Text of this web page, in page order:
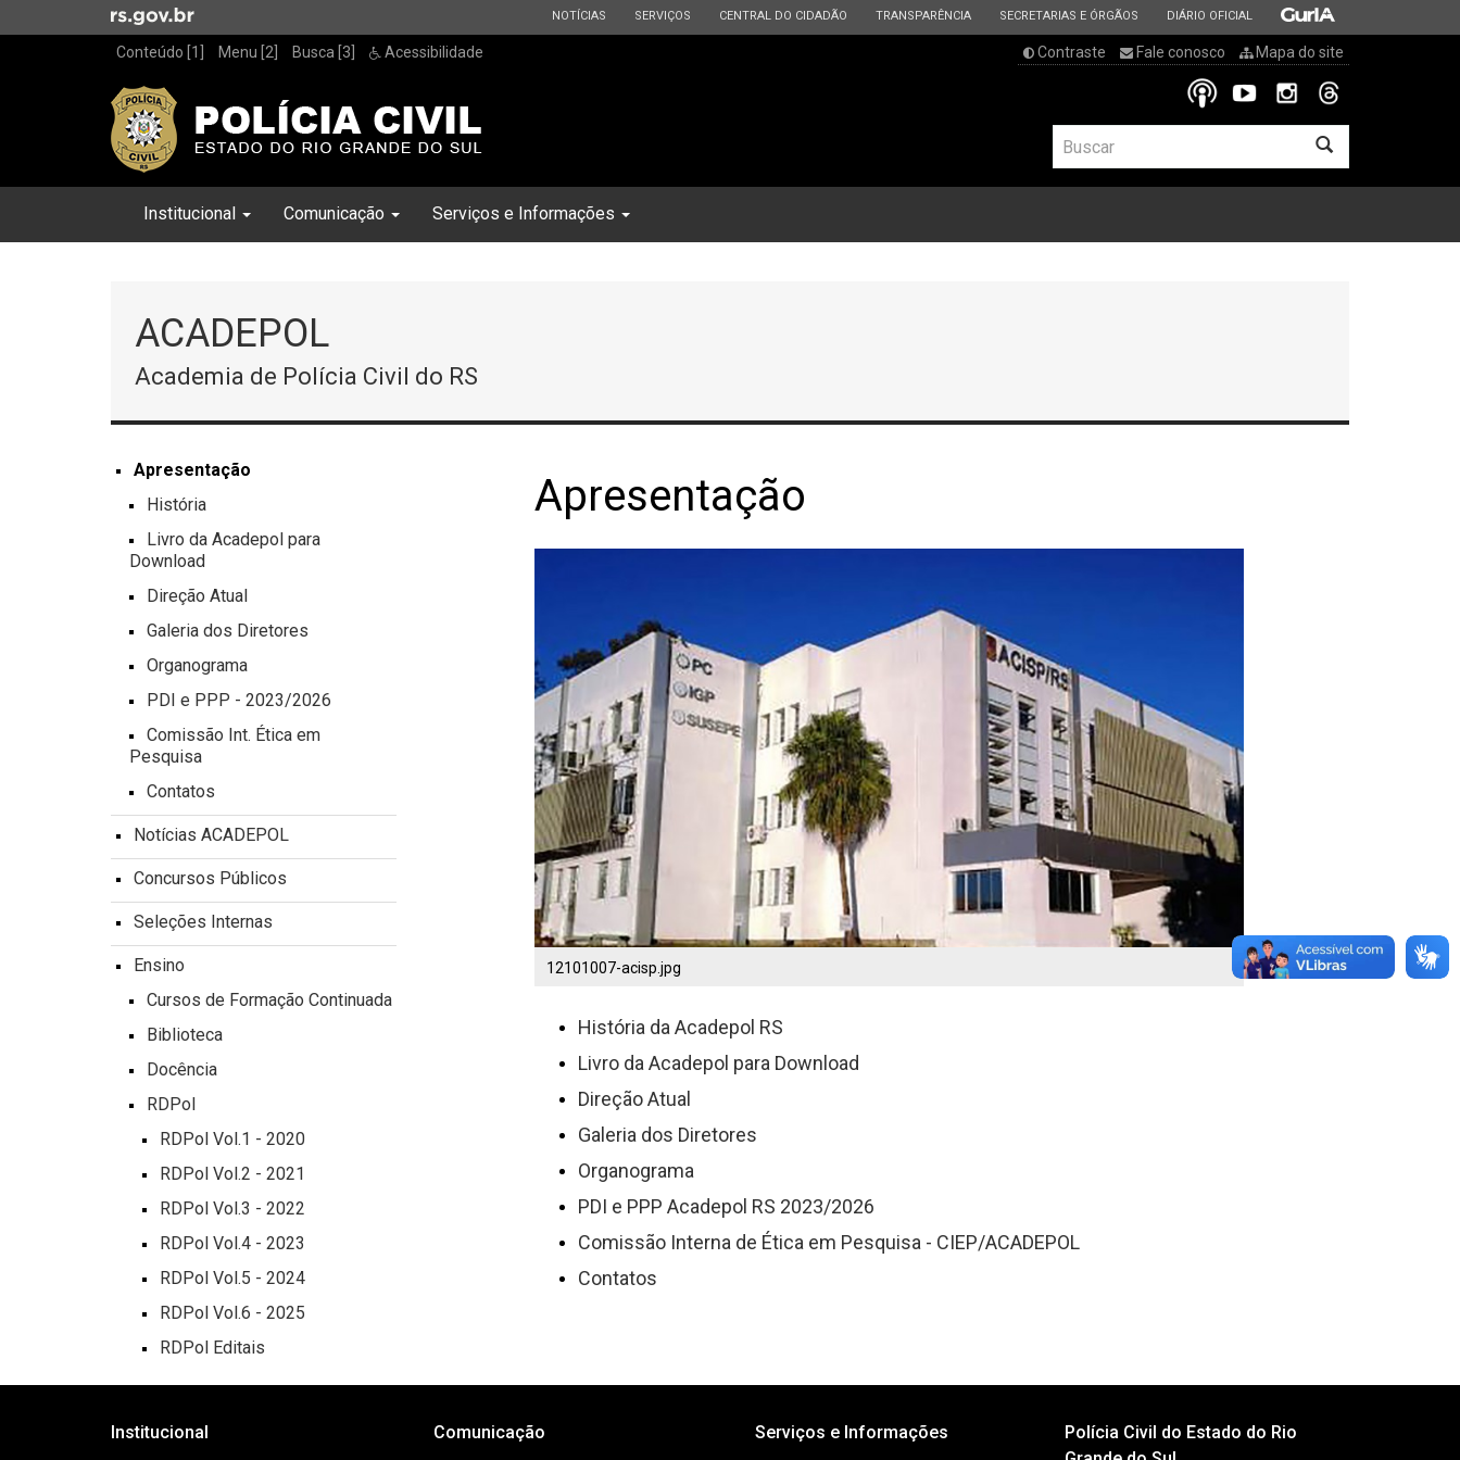
para
menu
para
ESTADO
NOTÍCIAS ESTADO
SERVIÇOS ESTADO
CENTRAL DO CIDADÃO ESTADO
TRANSPARÊNCIA ESTADO
SECRETARIAS E ÓRGÃOS ESTADO
DIÁRIO OFICIAL ESTADO
Conteúdo [1] Menu [2] Busca [3] Acessibilidade Contraste Fale conosco Mapa do site
BUSCAR
do
Inicial
Institucional Comunicação
Serviços e Informações
ACADEPOL
Academia de Polícia Civil do RS
Apresentação
12101007-acisp.jpg
História da Acadepol RS
Livro da Acadepol para Download
Direção Atual
Galeria dos Diretores
Organograma
PDI e PPP Acadepol RS 2023/2026
Comissão Interna de Ética em Pesquisa - CIEP/ACADEPOL
Contatos
Apresentação
História
Livro da Acadepol para
Download
Direção Atual
Galeria dos Diretores
Organograma
PDI e PPP - 2023/2026
Comissão Int. Ética em
Pesquisa
Contatos
Notícias ACADEPOL
Concursos Públicos
Seleções Internas
Ensino
Cursos de Formação Continuada
Biblioteca
Docência
RDPol
RDPol Vol.1 - 2020
RDPol Vol.2 - 2021
RDPol Vol.3 - 2022
RDPol Vol.4 - 2023
RDPol Vol.5 - 2024
RDPol Vol.6 - 2025
RDPol Editais
Institucional Comunicação Serviços e Informações
Polícia Civil do Estado do Rio